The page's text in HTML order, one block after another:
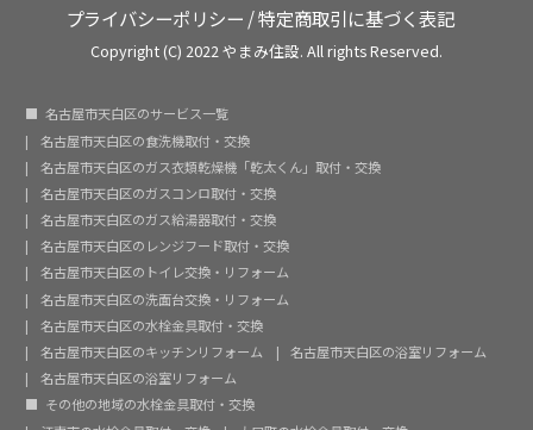
プライバシーポリシー /特定商取引に基づく表記
Copyright (C) 2022 やまみ住設. All rights Reserved.
名古屋市天白区のサービス一覧
名古屋市天白区の食洗機取付・交換
名古屋市天白区のガス衣類乾燥機「乾太くん」取付・交換
名古屋市天白区のガスコンロ取付・交換
名古屋市天白区のガス給湯器取付・交換
名古屋市天白区のレンジフード取付・交換
名古屋市天白区のトイレ交換・リフォーム
名古屋市天白区の洗面台交換・リフォーム
名古屋市天白区の水栓金具取付・交換
名古屋市天白区のキッチンリフォーム
名古屋市天白区の浴室リフォーム
名古屋市天白区の浴室リフォーム
その他の地域の水栓金具取付・交換